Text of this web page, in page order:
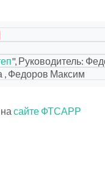
", Руководитель:
, Федоров Максим
сайте ФТСАРР